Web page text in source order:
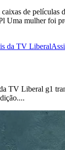
de películas
Uma mulher foi
TV Liberal g1